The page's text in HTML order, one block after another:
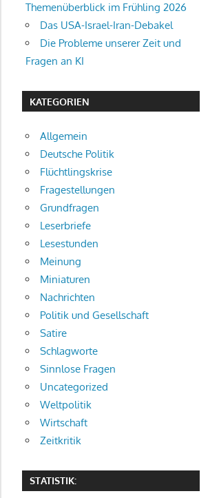
Themenüberblick im Frühling 2026
Das USA-Israel-Iran-Debakel
Die Probleme unserer Zeit und
Fragen an KI
KATEGORIEN
Allgemein
Deutsche Politik
Flüchtlingskrise
Fragestellungen
Grundfragen
Leserbriefe
Lesestunden
Meinung
Miniaturen
Nachrichten
Politik und Gesellschaft
Satire
Schlagworte
Sinnlose Fragen
Uncategorized
Weltpolitik
Wirtschaft
Zeitkritik
STATISTIK: